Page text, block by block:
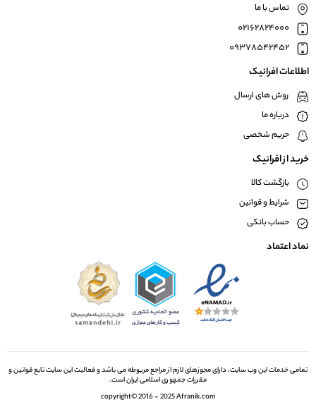
تماس با ما
02162824000
09378542452
اطلاعات افرانیک
روش های ارسال
درباره ما
حریم شخصی
خرید از افرانیک
بازگشت کالا
شرایط و قوانین
حساب بانکی
نماد اعتماد
تمامی خدمات این وب سایت، دارای مجوزهای لازم از مراجع مربوطه می باشد و فعالیت این سایت تابع قوانین و
مقررات جمهوری اسلامی ایران است.
copyright© 2016 - 2025 Afranik.com